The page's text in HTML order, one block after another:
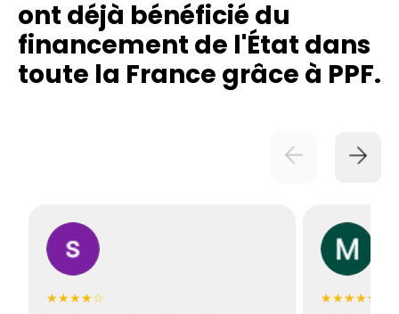
ont déjà bénéficié du
financement de l'État dans
toute la France grâce à PPF.
★★★★☆
★★★★★